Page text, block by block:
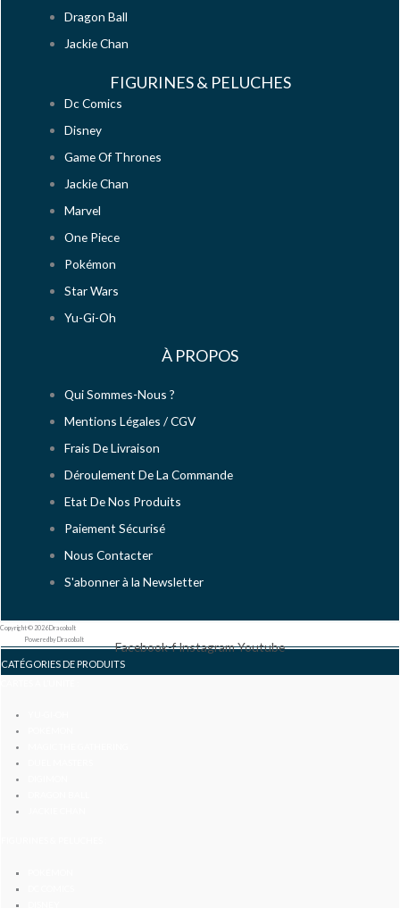
Dragon Ball
Jackie Chan
FIGURINES & PELUCHES
Dc Comics
Disney
Game Of Thrones
Jackie Chan
Marvel
One Piece
Pokémon
Star Wars
Yu-Gi-Oh
À PROPOS
Qui Sommes-Nous ?
Mentions Légales / CGV
Frais De Livraison
Déroulement De La Commande
Etat De Nos Produits
Paiement Sécurisé
Nous Contacter
S'abonner à la Newsletter
Copyright © 2026 Dracobalt
Powered by Dracobalt
Facebook-fInstagramYoutube
CATÉGORIES DE PRODUITS